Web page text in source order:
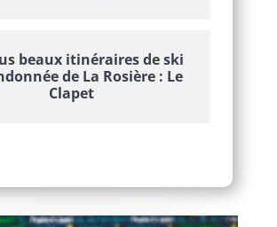
beaux itinéraires de ski
de La Rosière : Le
Clapet